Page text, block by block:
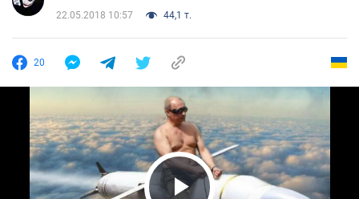
22.05.2018 10:57 44,1 т.
20